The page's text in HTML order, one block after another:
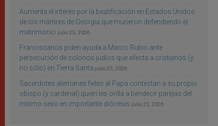
Aumenta el interés por la beatificación en Estados Unidos
de los mártires de Georgia que murieron defendiendo el
matrimonio julio 25, 2026
Franciscanos piden ayuda a Marco Rubio ante
persecución de colonos judíos que afecta a cristianos (y
no sólo) en Tierra Santa julio 25, 2026
Sacerdotes alemanes fieles al Papa contestan a su propio
obispo (y cardenal) quien les orilla a bendecir parejas del
mismo sexo en importante diócesis julio 25, 2026